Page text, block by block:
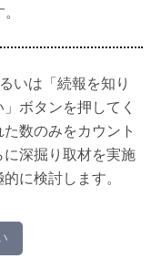
いは「続報を知り
ボタンを押してく
数のみをカウント
深掘り取材を実施
に検討します。